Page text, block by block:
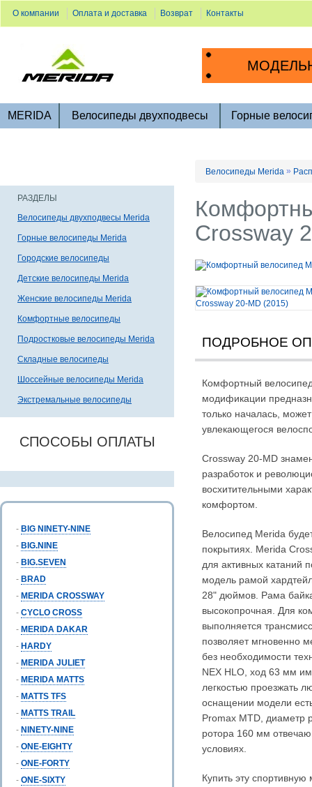
О компании Оплата и доставка Возврат Контакты
MERIDA Велосипеды двухподвесы Горные
РАЗДЕЛЫ
Велосипеды двухподвесы Merida
Горные велосипеды Merida
Городские велосипеды
Детские велосипеды Merida
Женские велосипеды Merida
Комфортные велосипеды
Подростковые велосипеды Merida
Складные велосипеды
Шоссейные велосипеды Merida
Экстремальные велосипеды
СПОСОБЫ ОПЛАТЫ
- BIG NINETY-NINE
- BIG.NINE
- BIG.SEVEN
- BRAD
- MERIDA CROSSWAY
- CYCLO CROSS
- MERIDA DAKAR
- HARDY
- MERIDA JULIET
- MERIDA MATTS
- MATTS TFS
- MATTS TRAIL
- NINETY-NINE
- ONE-EIGHTY
- ONE-FORTY
- ONE-SIXTY
Велосипеды Merida »
Crossway
ПОДРОБНОЕ
Комфортный
модификации
только началась,
увлекающегося
Crossway 20-MD
разработок и
восхитительными
комфортом.
Велосипед Merida
покрытиях. Merida
для активных катаний
модель рамой
28" дюймов. Рама
высокопрочная. Для
выполняется
позволяет мгновенно
без необходимости
NEX HLO, ход 63 мм
легкостью проезжать
оснащении модели
Promax MTD, диаметр
ротора 160 мм
условиях.
Купить эту